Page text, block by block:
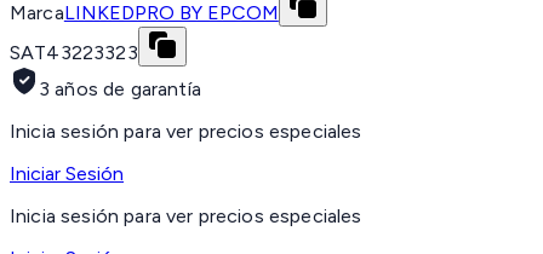
MarcaLINKEDPRO BY EPCOM
SAT43223323
3 años de garantía
Inicia sesión para ver precios especiales
Iniciar Sesión
Inicia sesión para ver precios especiales